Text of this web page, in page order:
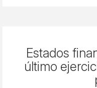
Estados
último